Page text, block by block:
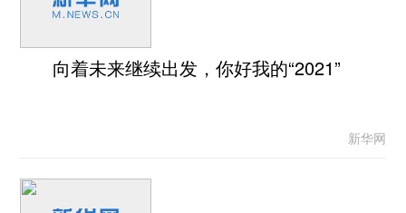
向着未来继续出发，你好我的“2021”
新华网